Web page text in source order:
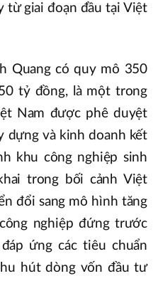
từ giai đoạn đầu tại Việt
Quang có quy mô 350
tỷ đồng, là một trong
Nam được phê duyệt
dựng và kinh doanh kết
khu công nghiệp sinh
trong bối cảnh Việt
đổi sang mô hình tăng
nghiệp đứng trước
ứng các tiêu chuẩn
hút dòng vốn đầu tư